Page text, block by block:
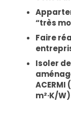
“très
Faire
Isoler
m²·K/